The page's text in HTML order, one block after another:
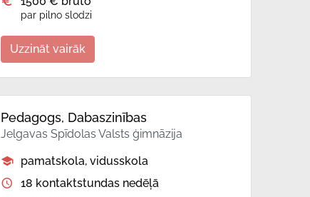
par pilno slodzi
Uzzināt vairāk
Pedagogs, Dabaszinības
Jelgavas Spīdolas Valsts ģimnāzija
pamatskola, vidusskola
18 kontaktstundas nedēļā